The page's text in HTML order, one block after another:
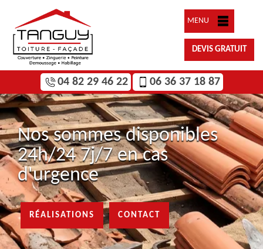
MENU
DEVIS GRATUIT
04 82 29 46 22 06 36 37 18 87
Nos sommes disponibles
24h/24 7j/7 en cas
d'urgence
RÉALISATIONS CONTACT